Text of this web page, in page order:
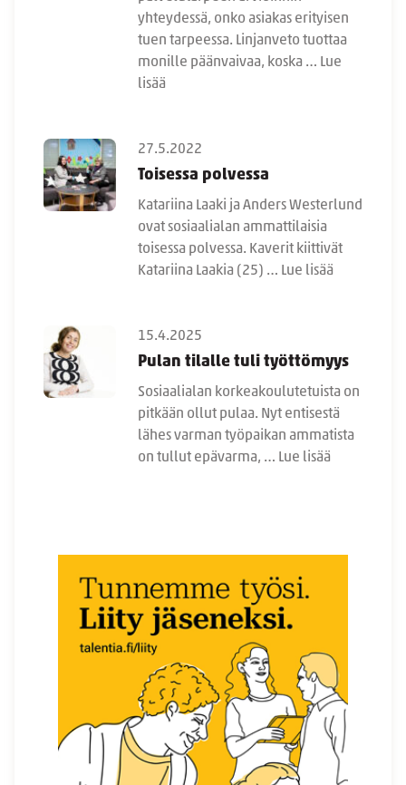
yhteydessä, onko asiakas erityisen
tuen tarpeessa. Linjanveto tuottaa
monille päänvaivaa, koska … Lue
lisää
27.5.2022
Toisessa polvessa
Katariina Laaki ja Anders Westerlund
ovat sosiaalialan ammattilaisia
toisessa polvessa. Kaverit kiittivät
Katariina Laakia (25) … Lue lisää
15.4.2025
Pulan tilalle tuli työttömyys
Sosiaalialan korkeakoulutetuista on
pitkään ollut pulaa. Nyt entisestä
lähes varman työpaikan ammatista
on tullut epävarma, … Lue lisää